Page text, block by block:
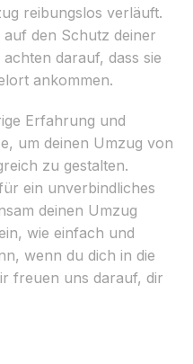
reibungslos verläuft.
den Schutz deiner
darauf, dass sie
ankommen.
Erfahrung und
um deinen Umzug von
zu gestalten.
ein unverbindliches
deinen Umzug
wie einfach und
wenn du dich in die
freuen uns darauf, dir